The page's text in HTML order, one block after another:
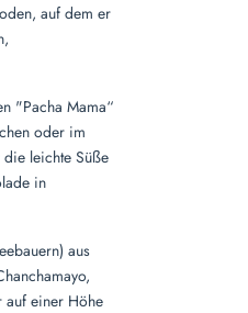
auf dem er
"Pacha Mama“
oder im
leichte Süße
in
aus
auf einer Höhe